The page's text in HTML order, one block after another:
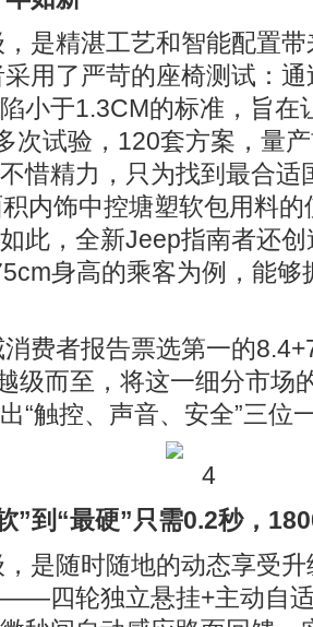
是精湛工艺和智能配置
用了严苛的座椅测试：
小于1.3CM的标准，旨在
次试验，120套方案，量
惜精力，只为找到最合适
内饰中控塘塑软包用料
此，全新Jeep指南者还
身高的乘客为例，能够
费者报告票选第一的
级而至，将这一细分市场
“触控、声音、安全”三位
”到“最硬”只需0.2秒，
是随时随地的动态享受
四轮独立悬挂+主动自